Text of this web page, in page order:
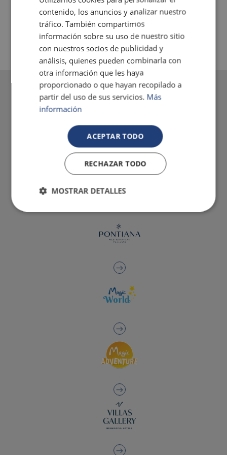
contenido, los anuncios y analizar nuestro
tráfico. También compartimos
información sobre su uso de nuestro sitio
con nuestros socios de publicidad y
análisis, quienes pueden combinarla con
otra información que les haya
proporcionado o que hayan recopilado a
partir del uso de sus servicios. Más
información
ACEPTAR TODO
RECHAZAR TODO
MOSTRAR DETALLES